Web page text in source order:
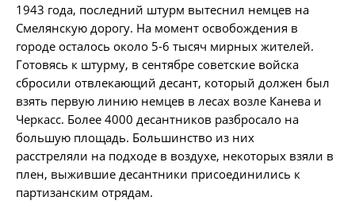
1943 года, последний штурм вытеснил немцев на
Смелянскую дорогу. На момент освобождения в
городе осталось около 5-6 тысяч мирных жителей.
Готовясь к штурму, в сентябре советские войска
сбросили отвлекающий десант, который должен был
взять первую линию немцев в лесах возле Канева и
Черкасс. Более 4000 десантников разбросало на
большую площадь. Большинство из них
расстреляли на подходе в воздухе, некоторых взяли в
плен, выжившие десантники присоединились к
партизанским отрядам.